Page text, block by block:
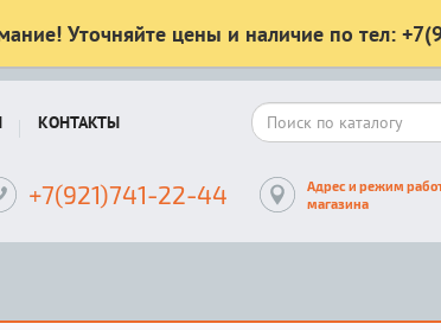
Уточняйте цены и наличие по тел:
КОНТАКТЫ
+7(921)741-22-44
Адрес и режим
магазина